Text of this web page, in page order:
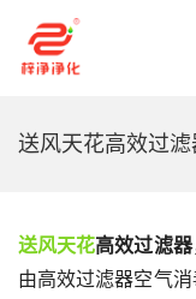
送风天花高效过滤
送风天花高效过滤器
由高效过滤器空气